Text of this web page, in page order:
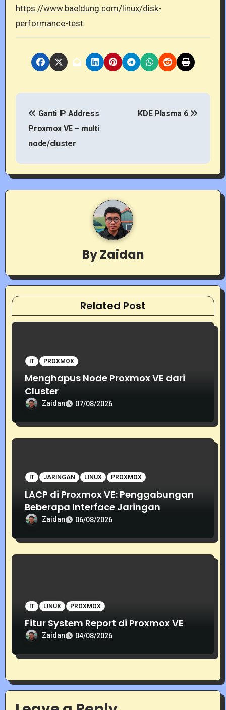
https://www.baeldung.com/linux/disk-
performance-test
P
t
n
a
t
i
n
Ganti IP Address
Proxmox VE – multi
node/cluster
KDE Plasma 6
ByZaidan
Related Post
IT PROXMOX
Menghapus Node Proxmox VE dari
Cluster
Zaidan 07/08/2026
IT JARINGAN LINUX PROXMOX
LACP di Proxmox VE: Penggabungan
Beberapa Interface Jaringan
Zaidan 06/08/2026
IT LINUX PROXMOX
Fitur System Report di Proxmox VE
Zaidan 04/08/2026